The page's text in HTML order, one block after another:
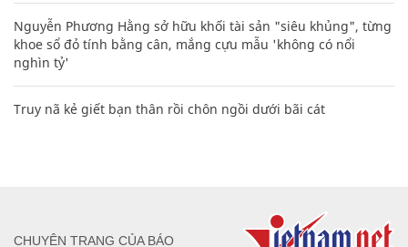
Nguyễn Phương Hằng sở hữu khối tài sản "siêu khủng", từng
khoe sổ đỏ tính bằng cân, mắng cựu mẫu 'không có nổi
nghìn tỷ'
Truy nã kẻ giết bạn thân rồi chôn ngồi dưới bãi cát
CHUYÊN TRANG CỦA BÁO